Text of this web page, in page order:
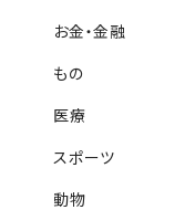
お金・金融
もの
医療
スポーツ
動物